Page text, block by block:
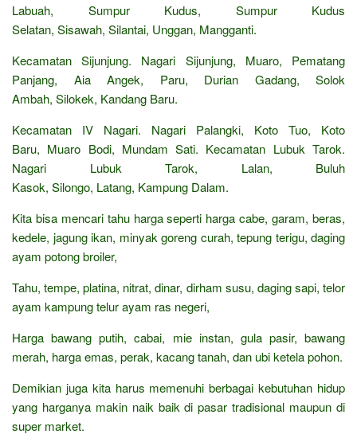
Labuah, Sumpur Kudus, Sumpur Kudus
Selatan, Sisawah, Silantai, Unggan, Mangganti.
Kecamatan Sijunjung. Nagari Sijunjung, Muaro, Pematang
Panjang, Aia Angek, Paru, Durian Gadang, Solok
Ambah, Silokek, Kandang Baru.
Kecamatan IV Nagari. Nagari Palangki, Koto Tuo, Koto
Baru, Muaro Bodi, Mundam Sati. Kecamatan Lubuk Tarok.
Nagari Lubuk Tarok, Lalan, Buluh
Kasok, Silongo, Latang, Kampung Dalam.
Kita bisa mencari tahu harga seperti harga cabe, garam, beras,
kedele, jagung ikan, minyak goreng curah, tepung terigu, daging
ayam potong broiler,
Tahu, tempe, platina, nitrat, dinar, dirham susu, daging sapi, telor
ayam kampung telur ayam ras negeri,
Harga bawang putih, cabai, mie instan, gula pasir, bawang
merah, harga emas, perak, kacang tanah, dan ubi ketela pohon.
Demikian juga kita harus memenuhi berbagai kebutuhan hidup
yang harganya makin naik baik di pasar tradisional maupun di
super market.